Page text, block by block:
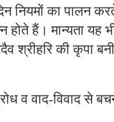
नियमों का पालन
होते हैं। मान्यता
श्रीहरि की कृपा
व वाद-विवाद से